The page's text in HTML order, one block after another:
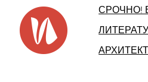
content
СРОЧНО!